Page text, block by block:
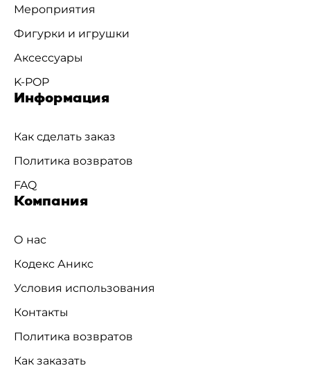
Мероприятия
Фигурки и игрушки
Аксессуары
K-POP
Информация
Как сделать заказ
Политика возвратов
FAQ
Компания
О нас
Кодекс Аникс
Условия использования
Контакты
Политика возвратов
Как заказать